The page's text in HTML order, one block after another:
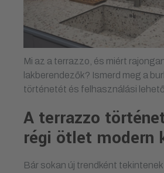
Mi az a terrazzo, és miért
lakberendezők? Ismerd meg a
történetét és felhasználási
A terrazzo
régi ötlet modern
Bár sokan új trendként